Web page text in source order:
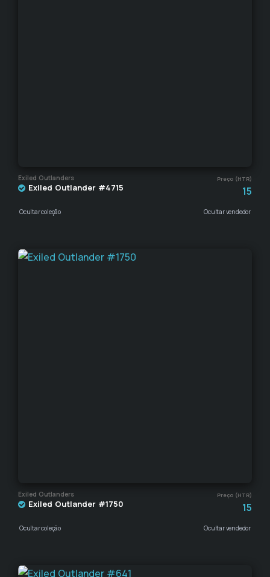
Exiled Outlanders Preço (HTR)
Exiled Outlander #4715 15
Ocultar coleção Ocultar vendedor
Exiled Outlanders Preço (HTR)
Exiled Outlander #1750 15
Ocultar coleção Ocultar vendedor